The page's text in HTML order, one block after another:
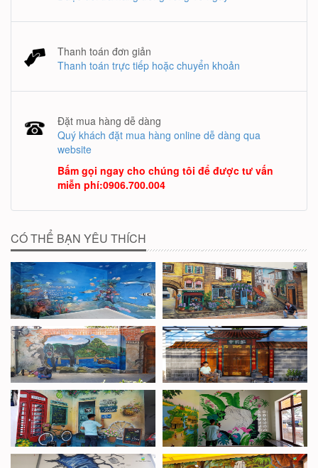
Thanh toán đơn giản
Thanh toán trực tiếp hoặc chuyển khoản
Đặt mua hàng dễ dàng
Quý khách đặt mua hàng online dễ dàng qua
website
Bấm gọi ngay cho chúng tôi để được tư vấn
miễn phí:0906.700.004
CÓ THỂ BẠN YÊU THÍCH